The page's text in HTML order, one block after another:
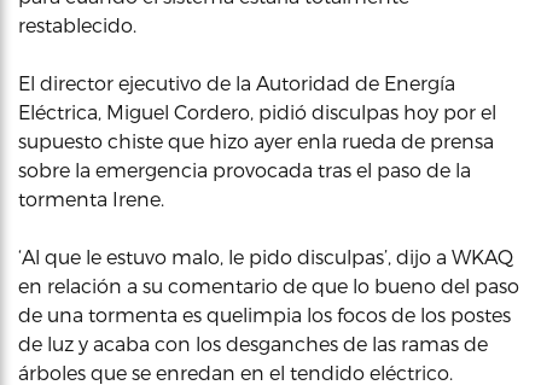
restablecido.
El director ejecutivo de la Autoridad de Energía
Eléctrica, Miguel Cordero, pidió disculpas hoy por el
supuesto chiste que hizo ayer enla rueda de prensa
sobre la emergencia provocada tras el paso de la
tormenta Irene.
‘Al que le estuvo malo, le pido disculpas’, dijo a WKAQ
en relación a su comentario de que lo bueno del paso
de una tormenta es quelimpia los focos de los postes
de luz y acaba con los desganches de las ramas de
árboles que se enredan en el tendido eléctrico.